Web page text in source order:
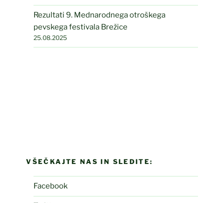
Rezultati 9. Mednarodnega otroškega
pevskega festivala Brežice
25.08.2025
VŠEČKAJTE NAS IN SLEDITE:
Facebook